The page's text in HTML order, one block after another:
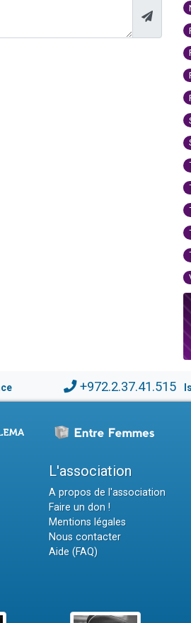
+972.2.37.41.515
L'association
A propos de l'association
Faire un don !
Mentions légales
Nous contacter
Aide (FAQ)